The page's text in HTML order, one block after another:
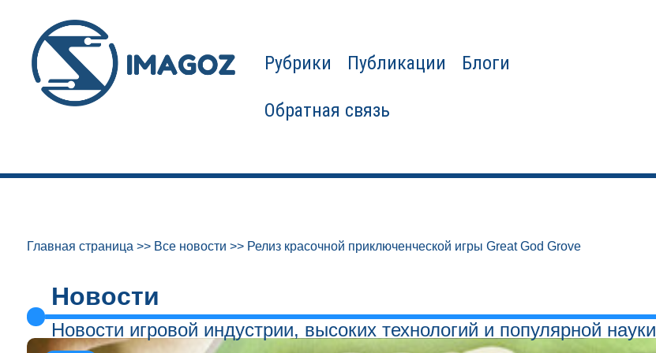
Рубрики Публикации Блоги
Обратная связь
Главная страница >> Все новости >> Релиз красочной приключенческой игры Great God Grove
Новости
Новости игровой индустрии, высоких технологий и популярной науки